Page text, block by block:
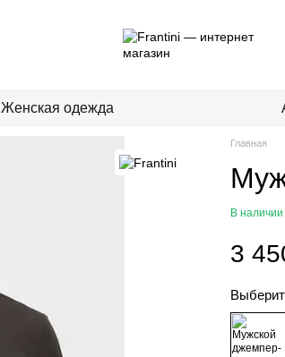
Женская одежда
Главная
В наличии
3